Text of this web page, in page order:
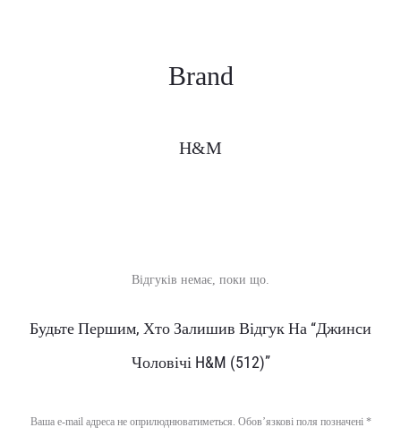
Brand
H&M
В
Відгуків немає, поки що.
Будьте Першим, Хто Залишив Відгук На “Джинси
Чоловічі H&M (512)”
Ваша e-mail адреса не оприлюднюватиметься. Обов’язкові поля позначені *